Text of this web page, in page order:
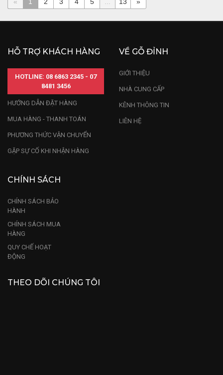
HỖ TRỢ KHÁCH HÀNG
HOTLINE: 08 6863 2345 - 07
8481 3456
HƯỚNG DẪN ĐẶT HÀNG
MUA HÀNG - THANH TOÁN
PHƯƠNG THỨC VẬN CHUYỂN
GẶP SỰ CỐ KHI NHẬN HÀNG
VỀ GỖ ĐỈNH
GIỚI THIỆU
NHÀ CUNG CẤP
KÊNH THÔNG TIN
LIÊN HỆ
CHÍNH SÁCH
CHÍNH SÁCH BẢO
HÀNH
CHÍNH SÁCH MUA
HÀNG
QUY CHẾ HOẠT
ĐỘNG
THEO DÕI CHÚNG TÔI